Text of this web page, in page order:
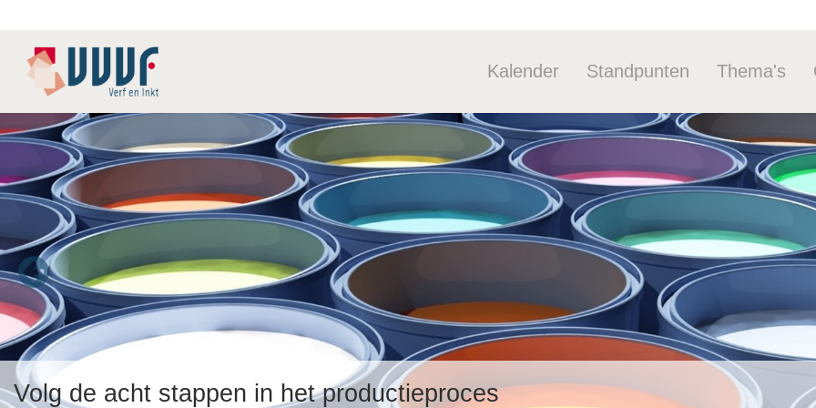
Kalender Standpunten Thema's
Duurzaam
Stoffen
Arbeid
Tools
Volg de acht stappen in het productieproces